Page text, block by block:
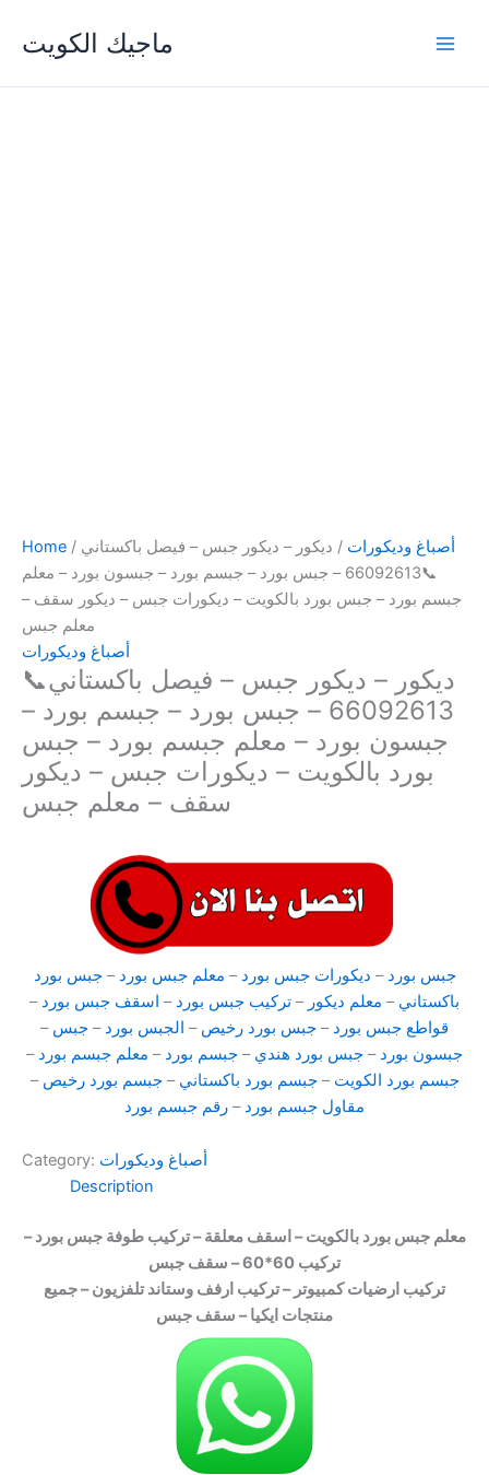
content
ماجيك الكويت
Home / أصباغ وديكورات / ديكور – ديكور جبس – فيصل باكستاني
📞66092613 – جبس بورد – جبسم بورد – جبسون بورد – معلم
جبسم بورد – جبس بورد بالكويت – ديكورات جبس – ديكور سقف –
معلم جبس
أصباغ وديكورات
ديكور – ديكور جبس – فيصل باكستاني📞
66092613 – جبس بورد – جبسم بورد –
جبسون بورد – معلم جبسم بورد – جبس
بورد بالكويت – ديكورات جبس – ديكور
سقف – معلم جبس
جبس بورد – ديكورات جبس بورد – معلم جبس بورد –جبس بورد
باكستاني – معلم ديكور – تركيب جبس بورد – اسقف جبس بورد –
قواطع جبس بورد – جبس بورد رخيص – الجبس بورد – جبس –
جبسون بورد – جبس بورد هندي – جبسم بورد – معلم جبسم بورد –
جبسم بورد الكويت –جبسم بورد باكستاني –جبسم بورد رخيص –
مقاول جبسم بورد – رقم جبسم بورد
Category: أصباغ وديكورات
Description
معلم جبس بورد بالكويت – اسقف معلقة – تركيب طوفة جبس بورد –
تركيب 60*60 – سقف جبس
تركيب ارضيات كمبيوتر – تركيب ارفف وستاند تلفزيون – جميع
منتجات ايكيا – سقف جبس